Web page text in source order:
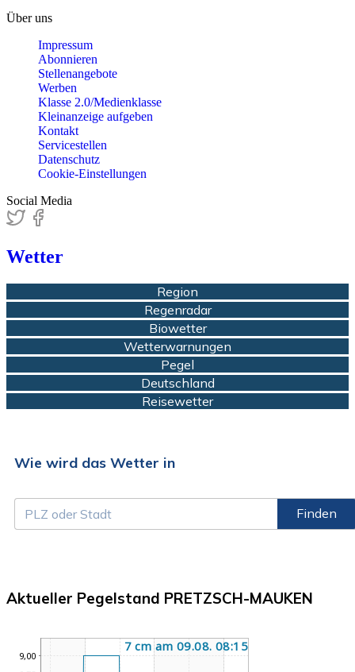
Über uns
Impressum
Abonnieren
Stellenangebote
Werben
Klasse 2.0/Medienklasse
Kleinanzeige aufgeben
Kontakt
Servicestellen
Datenschutz
Cookie-Einstellungen
Social Media
Wetter
Region
Regenradar
Biowetter
Wetterwarnungen
Pegel
Deutschland
Reisewetter
Wie wird das Wetter in
Finden
Aktueller Pegelstand PRETZSCH-MAUKEN